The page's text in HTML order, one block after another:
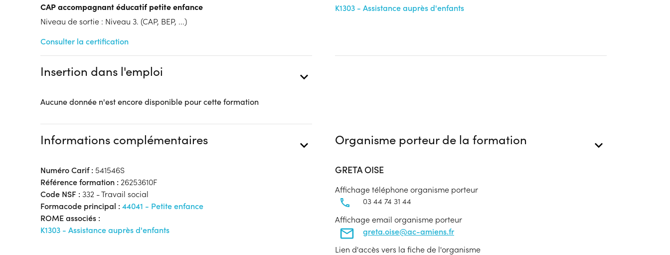
Lieu de formation
3 Avenue Montaigne
60000 Beauvais
Accueil sur le lieu de formation
Accès handicap :Pas d'accès handicap
Restauration :Pas de restauration
CAP accompagnant éducatif petite enfance
Niveau de sortie : Niveau 3. (CAP, BEP, ...)
Consulter la certification
K1303 - Assistance auprès d'enfants
Insertion dans l'emploi
Aucune donnée n'est encore disponible pour cette formation
Informations complémentaires
Numéro Carif : 541546S
Référence formation : 26253610F
Code NSF : 332 - Travail social
Formacode principal : 44041 - Petite enfance
ROME associés :
K1303 - Assistance auprès d'enfants
Organisme porteur de la formation
GRETA OISE
Affichage téléphone organisme porteur
03 44 74 31 44
Affichage email organisme porteur
greta.oise@ac-amiens.fr
Lien d'accès vers la fiche de l'organisme